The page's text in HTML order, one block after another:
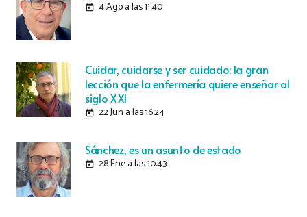
today 4 Ago a las 11:40
Cuidar, cuidarse y ser cuidado: la gran
lección que la enfermería quiere enseñar al
siglo XXI
today 22 Jun a las 16:24
Sánchez, es un asunto de estado
today 28 Ene a las 10:43